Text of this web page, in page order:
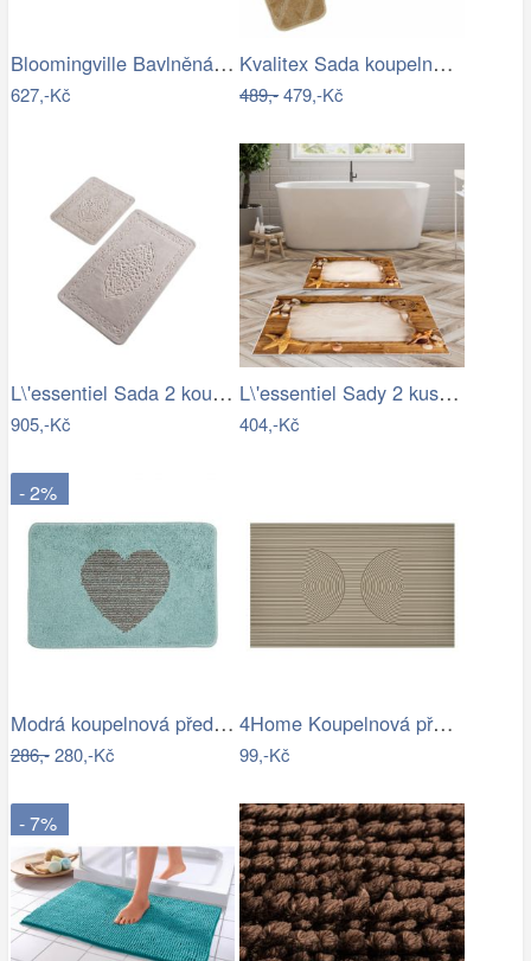
Bloomingville Bavlněná koupelnová…
627,-Kč
Kvalitex Sada koupelnových předložek…
489,-479,-Kč
L\'essentiel Sada 2 koupelnových…
905,-Kč
L\'essentiel Sady 2 kusů koupelnových…
404,-Kč
- 2%
Modrá koupelnová předložka se srdíčkem …
286,-280,-Kč
4Home Koupelnová předložka Infinity, 50…
99,-Kč
- 7%